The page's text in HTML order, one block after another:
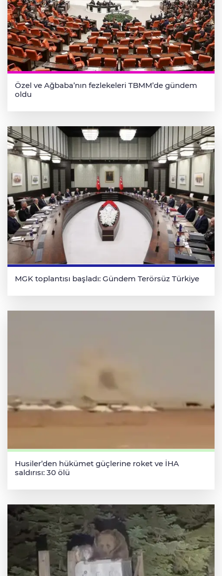
Özel ve Ağbaba’nın fezlekeleri TBMM’de gündem
oldu
MGK toplantısı başladı: Gündem Terörsüz Türkiye
Husiler’den hükümet güçlerine roket ve İHA
saldırısı: 30 ölü